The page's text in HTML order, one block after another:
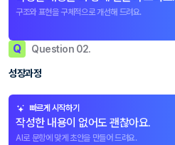
구조와 표현을 구체적으로 개선해 드려요.
Q Question 02.
성장과정
빠르게 시작하기
작성한 내용이 없어도 괜찮아요.
AI로 문항에 맞게 초안을 만들어 드려요.